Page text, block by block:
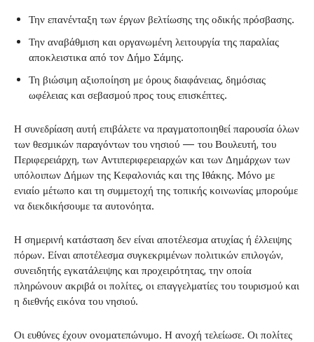
Την επανένταξη των έργων βελτίωσης της οδικής πρόσβασης.
Την αναβάθμιση και οργανωμένη λειτουργία της παραλίας
αποκλειστικα από τον Δήμο Σάμης.
Τη βιώσιμη αξιοποίηση με όρους διαφάνειας, δημόσιας
ωφέλειας και σεβασμού προς τους επισκέπτες.
Η συνεδρίαση αυτή επιβάλετε να πραγματοποιηθεί παρουσία όλων
των θεσμικών παραγόντων του νησιού — του Βουλευτή, του
Περιφερειάρχη, των Αντιπεριφερειαρχών και των Δημάρχων των
υπόλοιπων Δήμων της Κεφαλονιάς και της Ιθάκης. Μόνο με
ενιαίο μέτωπο και τη συμμετοχή της τοπικής κοινωνίας μπορούμε
να διεκδικήσουμε τα αυτονόητα.
Η σημερινή κατάσταση δεν είναι αποτέλεσμα ατυχίας ή έλλειψης
πόρων. Είναι αποτέλεσμα συγκεκριμένων πολιτικών επιλογών,
συνειδητής εγκατάλειψης και προχειρότητας, την οποία
πληρώνουν ακριβά οι πολίτες, οι επαγγελματίες του τουρισμού και
η διεθνής εικόνα του νησιού.
Οι ευθύνες έχουν ονοματεπώνυμο. Η ανοχή τελείωσε. Οι πολίτες